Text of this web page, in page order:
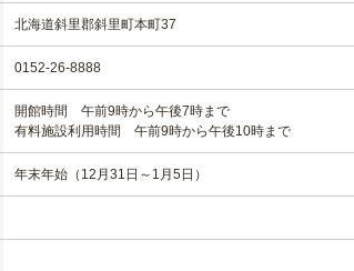
北海道斜里郡斜里町本町37
0152-26-8888
開館時間 午前9時から午後7時まで
有料施設利用時間 午前9時から午後10時まで
年末年始（12月31日～1月5日）